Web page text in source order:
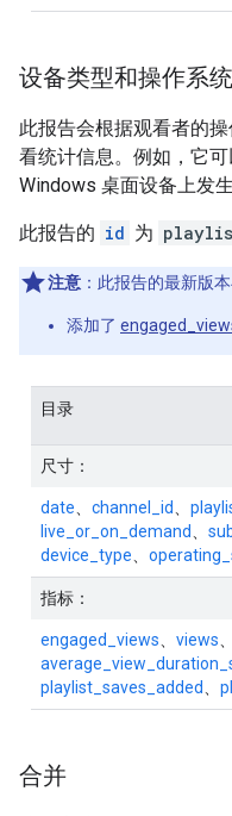
设备类型和操作系统
此报告会根据观看者的
看统计信息。例如，它
Windows 桌面设备上发
此报告的 id 为
注意 ：此报告的最新版
添加了
目录
尺寸：
date channel_id
live_or_on_demand
device_type
指标：
engaged_views views
playlist_saves_added
合并